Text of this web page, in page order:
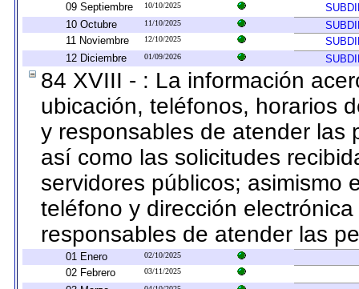
09 Septiembre
10/10/2025
10 Octubre
11/10/2025
11 Noviembre
12/10/2025
12 Diciembre
01/09/2026
84 XVIII - : La información
ubicación, teléfonos, horarios
y responsables de atender las
así como las solicitudes
servidores públicos; asimismo
teléfono y dirección
responsables de atender las
01 Enero 02/10/2025
02 Febrero 03/11/2025